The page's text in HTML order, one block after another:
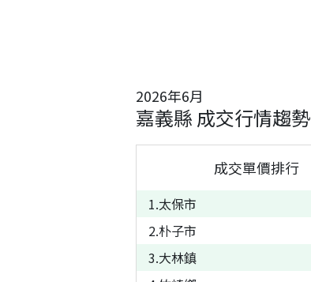
2026年6月
嘉義縣 成交行情趨勢
成交單價排行
1.太保市
2.朴子市
3.大林鎮